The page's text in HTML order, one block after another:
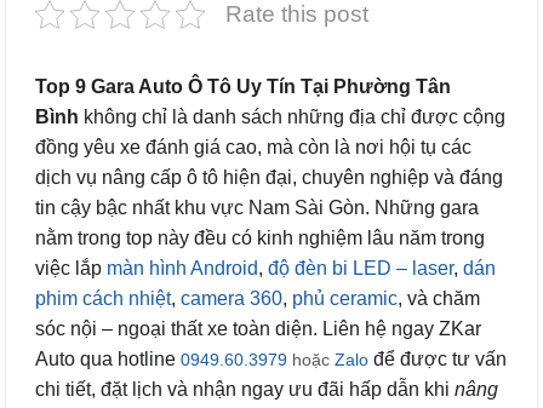
Rate this post
Top 9 Gara Auto Ô Tô Uy Tín Tại Phường Tân
Bình không chỉ là danh sách những địa chỉ được cộng
đồng yêu xe đánh giá cao, mà còn là nơi hội tụ các
dịch vụ nâng cấp ô tô hiện đại, chuyên nghiệp và đáng
tin cậy bậc nhất khu vực Nam Sài Gòn. Những gara
nằm trong top này đều có kinh nghiệm lâu năm trong
việc lắp màn hình Android, độ đèn bi LED – laser, dán
phim cách nhiệt, camera 360, phủ ceramic, và chăm
sóc nội – ngoại thất xe toàn diện. Liên hệ ngay ZKar
Auto qua hotline 0949.60.3979 hoặc Zalo để được tư vấn
chi tiết, đặt lịch và nhận ngay ưu đãi hấp dẫn khi nâng